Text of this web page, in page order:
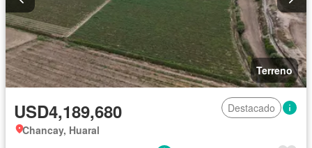
Terreno
USD4,189,680
Destacado
Chancay, Huaral